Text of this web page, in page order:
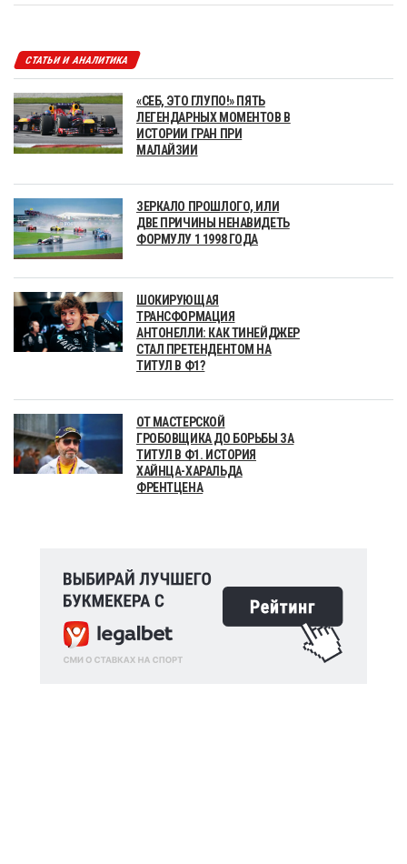
СТАТЬИ И АНАЛИТИКА
«СЕБ, ЭТО ГЛУПО!» ПЯТЬ
ЛЕГЕНДАРНЫХ МОМЕНТОВ В
ИСТОРИИ ГРАН ПРИ
МАЛАЙЗИИ
ЗЕРКАЛО ПРОШЛОГО, ИЛИ
ДВЕ ПРИЧИНЫ НЕНАВИДЕТЬ
ФОРМУЛУ 1 1998 ГОДА
ШОКИРУЮЩАЯ
ТРАНСФОРМАЦИЯ
АНТОНЕЛЛИ: КАК ТИНЕЙДЖЕР
СТАЛ ПРЕТЕНДЕНТОМ НА
ТИТУЛ В Ф1?
ОТ МАСТЕРСКОЙ
ГРОБОВЩИКА ДО БОРЬБЫ ЗА
ТИТУЛ В Ф1. ИСТОРИЯ
ХАЙНЦА-ХАРАЛЬДА
ФРЕНТЦЕНА